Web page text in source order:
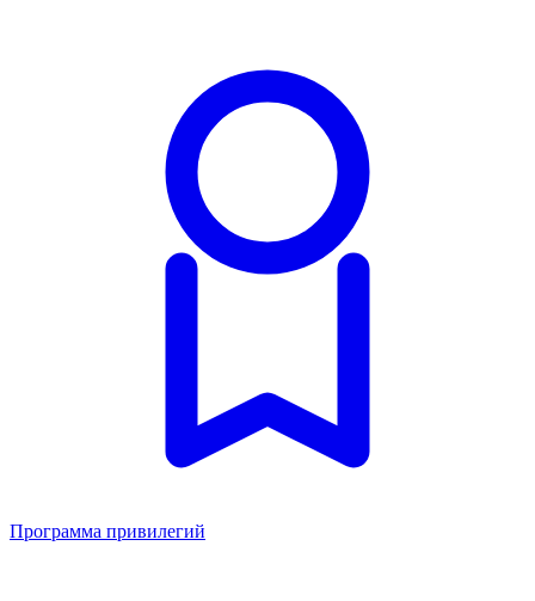
Программа привилегий